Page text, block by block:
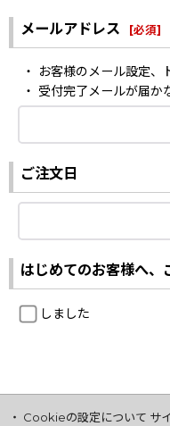
メールアドレス [必須]
・ お客様のメール設定、
・ 受付完了メールが届
ご注文日
はじめてのお客様へ、
しました
・ Cookieの設定について サ